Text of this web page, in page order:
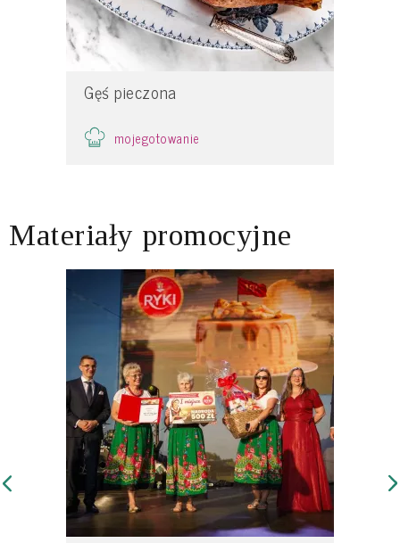
Gęś pieczona
mojegotowanie
Materiały promocyjne